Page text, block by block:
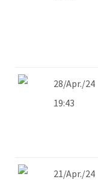
28/Apr./24
19:43
21/Apr./24